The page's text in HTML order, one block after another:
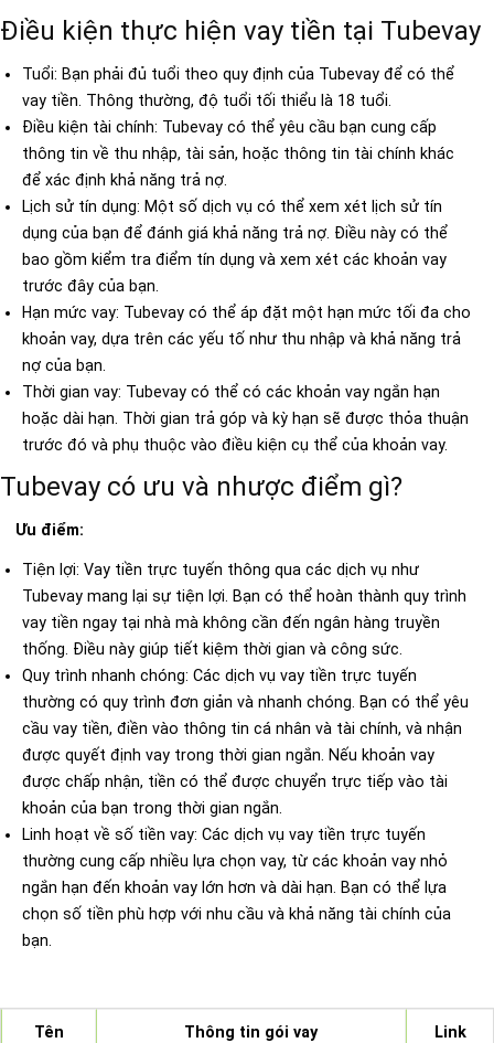
Điều kiện thực hiện vay tiền tại Tubevay
Tuổi: Bạn phải đủ tuổi theo quy định của Tubevay để có thể
vay tiền. Thông thường, độ tuổi tối thiểu là 18 tuổi.
Điều kiện tài chính: Tubevay có thể yêu cầu bạn cung cấp
thông tin về thu nhập, tài sản, hoặc thông tin tài chính khác
để xác định khả năng trả nợ.
Lịch sử tín dụng: Một số dịch vụ có thể xem xét lịch sử tín
dụng của bạn để đánh giá khả năng trả nợ. Điều này có thể
bao gồm kiểm tra điểm tín dụng và xem xét các khoản vay
trước đây của bạn.
Hạn mức vay: Tubevay có thể áp đặt một hạn mức tối đa cho
khoản vay, dựa trên các yếu tố như thu nhập và khả năng trả
nợ của bạn.
Thời gian vay: Tubevay có thể có các khoản vay ngắn hạn
hoặc dài hạn. Thời gian trả góp và kỳ hạn sẽ được thỏa thuận
trước đó và phụ thuộc vào điều kiện cụ thể của khoản vay.
Tubevay có ưu và nhược điểm gì?
Ưu điểm:
Tiện lợi: Vay tiền trực tuyến thông qua các dịch vụ như
Tubevay mang lại sự tiện lợi. Bạn có thể hoàn thành quy trình
vay tiền ngay tại nhà mà không cần đến ngân hàng truyền
thống. Điều này giúp tiết kiệm thời gian và công sức.
Quy trình nhanh chóng: Các dịch vụ vay tiền trực tuyến
thường có quy trình đơn giản và nhanh chóng. Bạn có thể yêu
cầu vay tiền, điền vào thông tin cá nhân và tài chính, và nhận
được quyết định vay trong thời gian ngắn. Nếu khoản vay
được chấp nhận, tiền có thể được chuyển trực tiếp vào tài
khoản của bạn trong thời gian ngắn.
Linh hoạt về số tiền vay: Các dịch vụ vay tiền trực tuyến
thường cung cấp nhiều lựa chọn vay, từ các khoản vay nhỏ
ngắn hạn đến khoản vay lớn hơn và dài hạn. Bạn có thể lựa
chọn số tiền phù hợp với nhu cầu và khả năng tài chính của
bạn.
Tên
Thông tin gói vay
Link